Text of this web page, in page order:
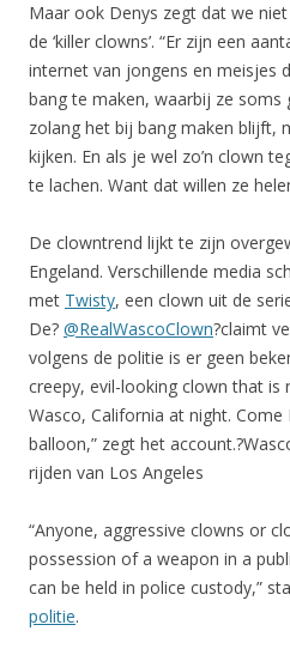
Maar ook Denys zegt dat we
de ‘killer clowns’. “Er zijn een
internet van jongens en meisjes
bang te maken, waarbij ze soms
zolang het bij bang maken blijft,
kijken. En als je wel zo’n clown
te lachen. Want dat willen ze
De clowntrend lijkt te zijn
Engeland. Verschillende media
met Twisty, een clown uit de
De? @RealWascoClown?claimt
volgens de politie is er geen
creepy, evil-looking clown that
Wasco, California at night. Come
balloon,” zegt het
rijden van Los Angeles
“Anyone, aggressive clowns or
possession of a weapon in a
can be held in police custody,”
politie.